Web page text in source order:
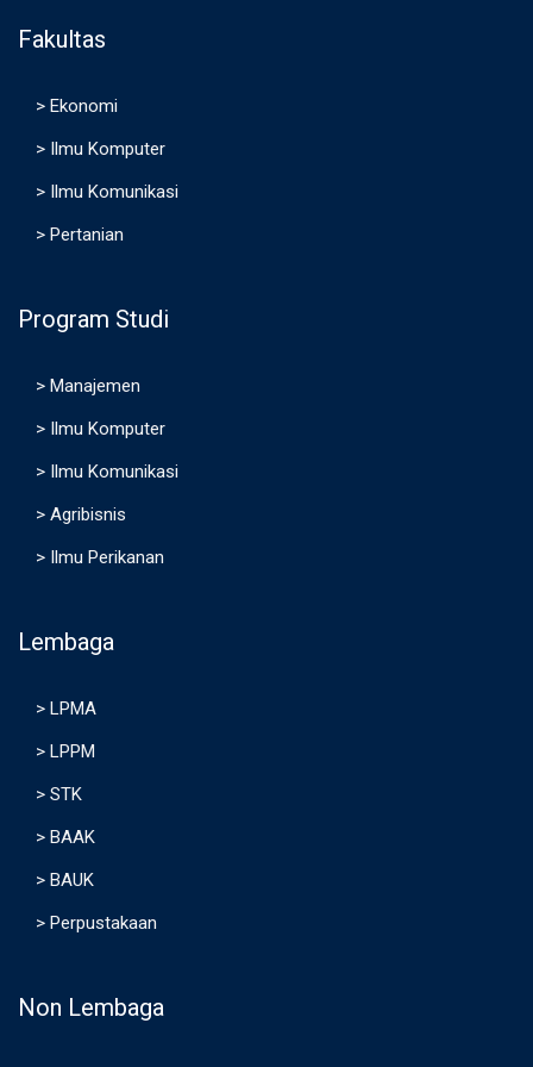
Fakultas
> Ekonomi
> Ilmu Komputer
> Ilmu Komunikasi
> Pertanian
Program Studi
> Manajemen
> Ilmu Komputer
> Ilmu Komunikasi
> Agribisnis
> Ilmu Perikanan
Lembaga
> LPMA
> LPPM
> STK
> BAAK
> BAUK
> Perpustakaan
Non Lembaga